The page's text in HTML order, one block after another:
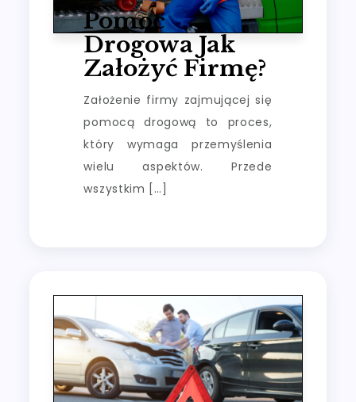
Pomoc
Drogowa Jak
Założyć Firmę?
Założenie firmy zajmującej się
pomocą drogową to proces,
który wymaga przemyślenia
wielu aspektów. Przede
wszystkim […]